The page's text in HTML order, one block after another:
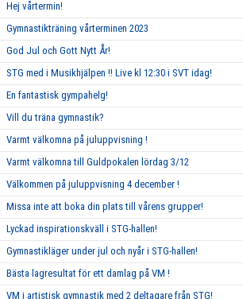
Hej vårtermin!
Gymnastikträning vårterminen 2023
God Jul och Gott Nytt År!
STG med i Musikhjälpen !! Live kl 12:30 i SVT idag!
En fantastisk gympahelg!
Vill du träna gymnastik?
Varmt välkomna på juluppvisning !
Varmt välkomna till Guldpokalen lördag 3/12
Välkommen på juluppvisning 4 december !
Missa inte att boka din plats till vårens grupper!
Lyckad inspirationskväll i STG-hallen!
Gymnastikläger under jul och nyår i STG-hallen!
Bästa lagresultat för ett damlag på VM !
VM i artistisk gymnastik med 2 deltagare från STG!